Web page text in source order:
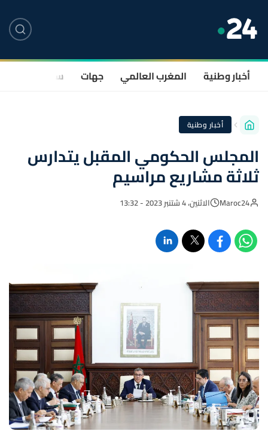
أخبار وطنية المغرب العالمي جهات سياسة
أخبار وطنية
المجلس الحكومي المقبل يتدارس
ثلاثة مشاريع مراسيم
Maroc24 الاثنين، 4 شتنبر 2023 - 13:32